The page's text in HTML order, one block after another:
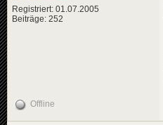
Registriert: 01.07.2005
Beiträge: 252
Offline